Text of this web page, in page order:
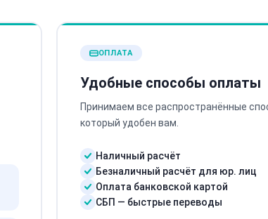
ОПЛАТА
Удобные способы оплаты
Принимаем все распространённые
который удобен вам.
Наличный расчёт
Безналичный расчёт для юр. лиц
Оплата банковской картой
СБП — быстрые переводы